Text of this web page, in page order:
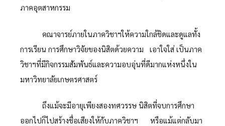
ภาคอุตสาหกรรม
คณาจารย์ภายในภาควิชาฯให้ความใกล้ชิดและดูแลทั้ง
การเรียน การศึกษาวิจัยของนิสิตด้วยความ เอาใจใส่ เป็นภาค
วิชาฯที่มีกิจกรรมสัมพันธ์และความอบอุ่นที่ดีมากแห่งหนึ่งใน
มหาวิทยาลัยเกษตรศาสตร์
ถึงแม้จะมีอายุเพียงสองทศวรรษ นิสิตที่จบการศึกษา
ออกไปก็ไปสร้างชื่อเสียงให้กับภาควิชาฯ หรือแม้แต่กลับมา